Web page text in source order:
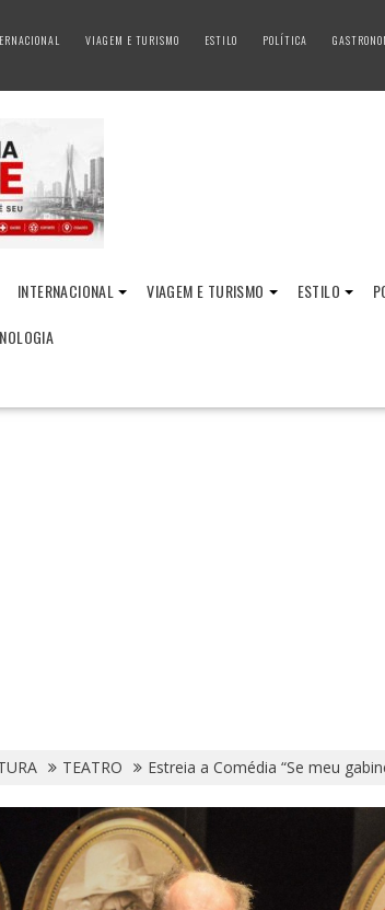
VIAGEM E TURISMO ESTILO POLÍTICA
INTERNACIONAL VIAGEM E TURISMO ESTILO
TEATRO Estreia a Comédia “Se meu